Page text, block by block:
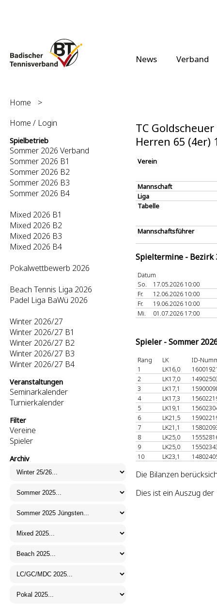
News Verband
Home
>
Home / Login
Spielbetrieb
Sommer 2026 Verband
Sommer 2026 B1
Sommer 2026 B2
Sommer 2026 B3
Sommer 2026 B4
Mixed 2026 B1
Mixed 2026 B2
Mixed 2026 B3
Mixed 2026 B4
Pokalwettbewerb 2026
Beach Tennis Liga 2026
Padel Liga BaWü 2026
Winter 2026/27
Winter 2026/27 B1
Winter 2026/27 B2
Winter 2026/27 B3
Winter 2026/27 B4
Veranstaltungen
Seminarkalender
Turnierkalender
Filter
Vereine
Spieler
Archiv
TC Goldscheuer
Herren 65 (4er)
Verein
Mannschaft
Liga
Tabelle
Mannschaftsführer
Spieltermine - Bezirk
Datum
So.
17.05.2026 10:00
Fr.
12.06.2026 10:00
Fr.
19.06.2026 10:00
Mi.
01.07.2026 17:00
Spieler - Sommer
Rang LK
ID-
1
LK16,0
2
LK17,0
3
LK17,1
4
LK17,3
5
LK19,1
6
LK21,5
7
LK21,1
8
LK25,0
9
LK25,0
10
LK23,1
Die Bilanzen
Dies ist ein Auszug